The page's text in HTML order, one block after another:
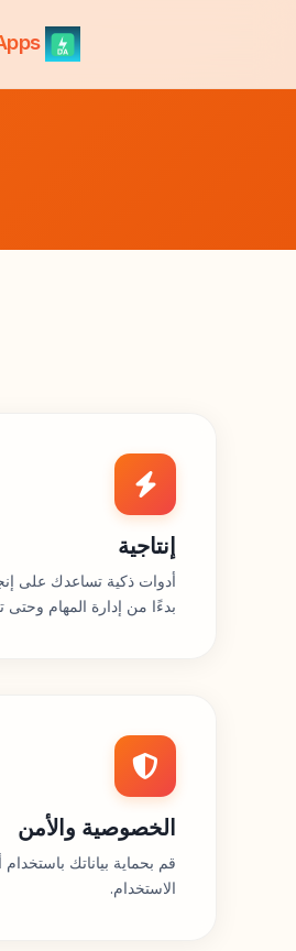
إنتاجية
أدوات ذكية تساعدك على
بدءًا من إدارة المهام وحتى
الخصوصية والأمن
قم بحماية بياناتك
الاستخدام.